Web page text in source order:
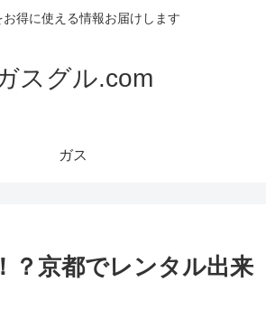
お得に使える情報お届けします
スグル.com
ガス
？京都でレンタル出来